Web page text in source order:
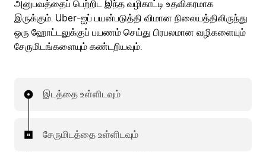
அனுபவத்தைப் பெற்றிட இந்த வழிகாட்டி உதவிகரமாக
இருக்கும். Uber-ஐப் பயன்படுத்தி விமான நிலையத்திலிருந்து
ஒரு ஹோட்டலுக்குப் பயணம் செய்து பிரபலமான வழிகளையும்
சேருமிடங்களையும் கண்டறியவும்.
இடத்தை உள்ளிடவும்
சேருமிடத்தை உள்ளிடவும்